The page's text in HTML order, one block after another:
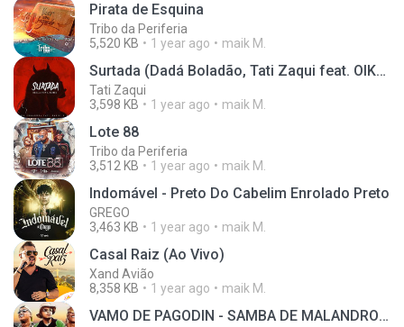
Pirata de Esquina
Tribo da Periferia
5,520 KB
1 year ago maik M.
Surtada (Dadá Boladão, Tati Zaqui feat. OIK) (Brega Funk Remix)
Tati Zaqui
3,598 KB
1 year ago maik M.
Lote 88
Tribo da Periferia
3,512 KB
1 year ago maik M.
Indomável - Preto Do Cabelim Enrolado Preto
GREGO
3,463 KB
1 year ago maik M.
Casal Raiz (Ao Vivo)
Xand Avião
8,358 KB
1 year ago maik M.
VAMO DE PAGODIN - SAMBA DE MALANDRO - MC Daniel, Ryan SP, Paulin da Capital e Piedro (DJ WN e DJ GM)